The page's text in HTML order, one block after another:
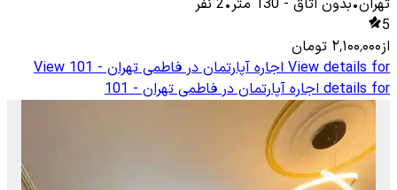
تهران•بدون اتاق -
130 متر•
2 نفر
5
از۲٬۱۰۰٬۰۰۰ تومان
View details for اجاره آپارتمان در فاطمی تهران - 101
View
details for اجاره آپارتمان در فاطمی تهران - 101